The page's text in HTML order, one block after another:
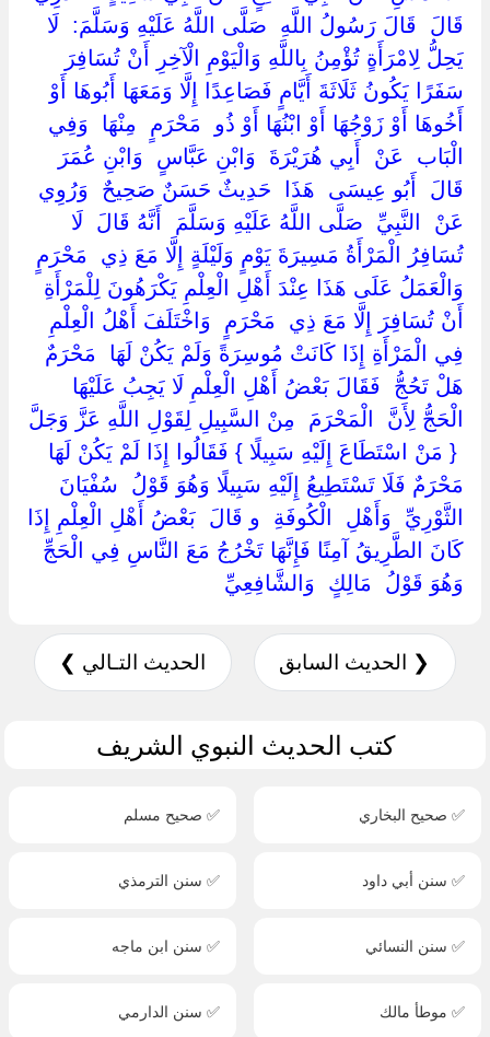
‏قَالَ ‏ ‏قَالَ رَسُولُ اللَّهِ ‏ ‏صَلَّى اللَّهُ عَلَيْهِ وَسَلَّمَ: ‏ ‏لَا
يَحِلُّ لِامْرَأَةٍ تُؤْمِنُ بِاللَّهِ وَالْيَوْمِ الْآخِرِ أَنْ تُسَافِرَ
سَفَرًا يَكُونُ ثَلَاثَةَ أَيَّامٍ فَصَاعِدًا إِلَّا وَمَعَهَا أَبُوهَا أَوْ
أَخُوهَا أَوْ زَوْجُهَا أَوْ ابْنُهَا أَوْ ذُو ‏ ‏مَحْرَمٍ ‏ ‏مِنْهَا ‏ ‏وَفِي ‏
‏الْبَاب ‏ ‏عَنْ ‏ ‏أَبِي هُرَيْرَةَ ‏ ‏وَابْنِ عَبَّاسٍ ‏ ‏وَابْنِ عُمَرَ ‏
‏قَالَ ‏ ‏أَبُو عِيسَى ‏ ‏هَذَا ‏ ‏حَدِيثٌ حَسَنٌ صَحِيحٌ ‏ ‏وَرُوِي
عَنْ ‏ ‏النَّبِيِّ ‏ ‏صَلَّى اللَّهُ عَلَيْهِ وَسَلَّمَ ‏ ‏أَنَّهُ قَالَ ‏ ‏لَا
تُسَافِرُ الْمَرْأَةُ مَسِيرَةَ يَوْمٍ وَلَيْلَةٍ إِلَّا مَعَ ذِي ‏ ‏مَحْرَمٍ ‏
‏وَالْعَمَلُ عَلَى هَذَا عِنْدَ أَهْلِ الْعِلْمِ يَكْرَهُونَ لِلْمَرْأَةِ
أَنْ تُسَافِرَ إِلَّا مَعَ ذِي ‏ ‏مَحْرَمٍ ‏ ‏وَاخْتَلَفَ أَهْلُ الْعِلْمِ
فِي الْمَرْأَةِ إِذَا كَانَتْ مُوسِرَةً وَلَمْ يَكُنْ لَهَا ‏ ‏مَحْرَمٌ ‏
‏هَلْ تَحُجُّ ‏ ‏فَقَالَ بَعْضُ أَهْلِ الْعِلْمِ لَا يَجِبُ عَلَيْهَا
الْحَجُّ لِأَنَّ ‏ ‏الْمَحْرَمَ ‏ ‏مِنْ السَّبِيلِ لِقَوْلِ اللَّهِ عَزَّ وَجَلَّ
‏ { ‏مَنْ اسْتَطَاعَ إِلَيْهِ سَبِيلًا ‏} ‏فَقَالُوا إِذَا لَمْ يَكُنْ لَهَا
مَحْرَمٌ فَلَا تَسْتَطِيعُ إِلَيْهِ سَبِيلًا وَهُوَ قَوْلُ ‏ ‏سُفْيَانَ
الثَّوْرِيِّ ‏ ‏وَأَهْلِ ‏ ‏الْكُوفَةِ ‏ ‏و قَالَ ‏ ‏بَعْضُ أَهْلِ الْعِلْمِ إِذَا
كَانَ الطَّرِيقُ آمِنًا فَإِنَّهَا تَخْرُجُ مَعَ النَّاسِ فِي الْحَجِّ
وَهُوَ قَوْلُ ‏ ‏مَالِكٍ ‏ ‏وَالشَّافِعِيِّ ‏
❮ الحديث السابق الحديث التـالي ❯
كتب الحديث النبوي الشريف
✅ صحيح البخاري ✅ صحيح مسلم
✅ سنن أبي داود ✅ سنن الترمذي
✅ سنن النسائي ✅ سنن ابن ماجه
✅ موطأ مالك ✅ سنن الدارمي